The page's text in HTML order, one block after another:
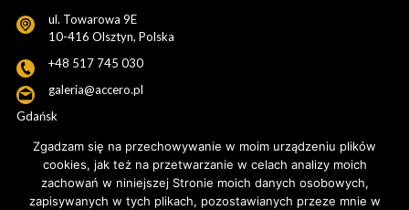
ul. Towarowa 9E
10-416 Olsztyn, Polska
+48 517 745 030
galeria@accero.pl
Gdańsk
Pracownia Projektowa
ul. Popiełuszki 20b/54
Gdańsk, Polska
Zgadzam się na przechowywanie w moim urządzeniu plików
cookies, jak też na przetwarzanie w celach analizy moich
zachowań w niniejszej Stronie moich danych osobowych,
zapisywanych w tych plikach, pozostawianych przeze mnie w